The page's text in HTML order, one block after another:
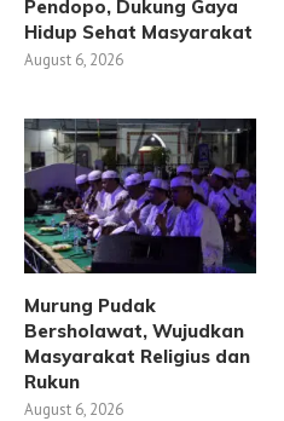
Pendopo, Dukung Gaya
Hidup Sehat Masyarakat
August 6, 2026
Murung Pudak
Bersholawat, Wujudkan
Masyarakat Religius dan
Rukun
August 6, 2026